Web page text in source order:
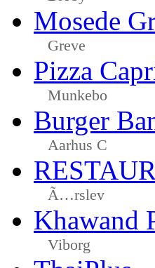
Mosede
Greve
Pizza
Munkebo
Burger
Aarhus C
Ã…rslev
Khawand
Viborg